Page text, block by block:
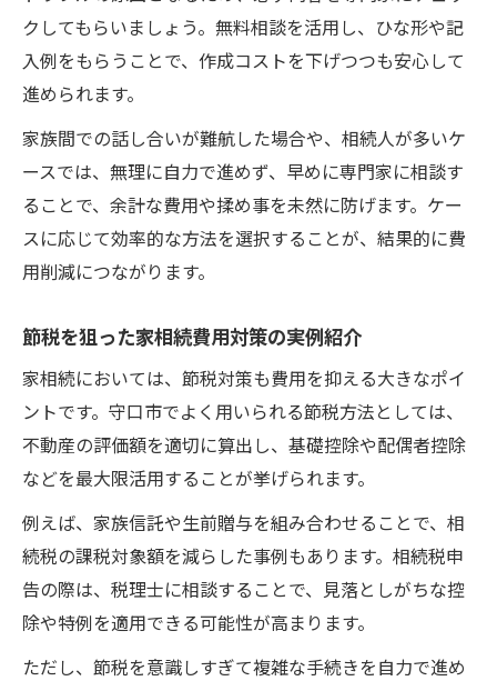
クしてもらいましょう。無料相談を活用し、ひな形や記
入例をもらうことで、作成コストを下げつつも安心して
進められます。
家族間での話し合いが難航した場合や、相続人が多いケ
ースでは、無理に自力で進めず、早めに専門家に相談す
ることで、余計な費用や揉め事を未然に防げます。ケー
スに応じて効率的な方法を選択することが、結果的に費
用削減につながります。
節税を狙った家相続費用対策の実例紹介
家相続においては、節税対策も費用を抑える大きなポイ
ントです。守口市でよく用いられる節税方法としては、
不動産の評価額を適切に算出し、基礎控除や配偶者控除
などを最大限活用することが挙げられます。
例えば、家族信託や生前贈与を組み合わせることで、相
続税の課税対象額を減らした事例もあります。相続税申
告の際は、税理士に相談することで、見落としがちな控
除や特例を適用できる可能性が高まります。
ただし、節税を意識しすぎて複雑な手続きを自力で進め